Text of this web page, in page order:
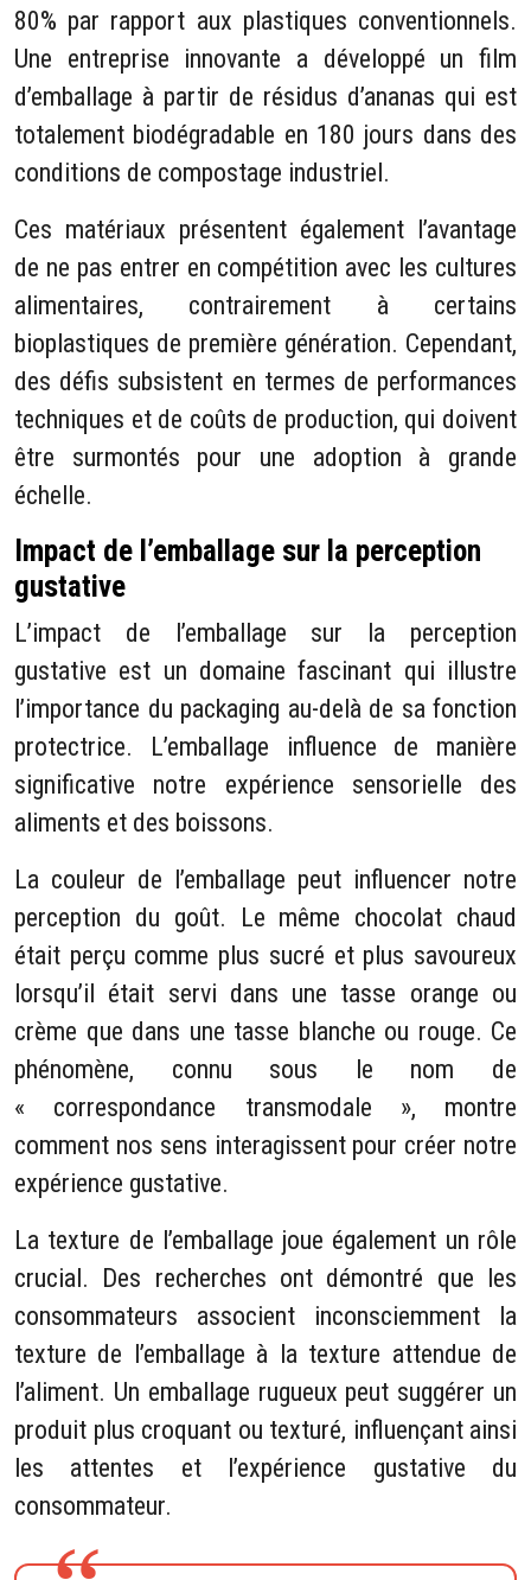
80% par rapport aux plastiques conventionnels.
Une entreprise innovante a développé un film
d’emballage à partir de résidus d’ananas qui est
totalement biodégradable en 180 jours dans des
conditions de compostage industriel.
Ces matériaux présentent également l’avantage
de ne pas entrer en compétition avec les cultures
alimentaires, contrairement à certains
bioplastiques de première génération. Cependant,
des défis subsistent en termes de performances
techniques et de coûts de production, qui doivent
être surmontés pour une adoption à grande
échelle.
Impact de l’emballage sur la perception
gustative
L’impact de l’emballage sur la perception
gustative est un domaine fascinant qui illustre
l’importance du packaging au-delà de sa fonction
protectrice. L’emballage influence de manière
significative notre expérience sensorielle des
aliments et des boissons.
La couleur de l’emballage peut influencer notre
perception du goût. Le même chocolat chaud
était perçu comme plus sucré et plus savoureux
lorsqu’il était servi dans une tasse orange ou
crème que dans une tasse blanche ou rouge. Ce
phénomène, connu sous le nom de
« correspondance transmodale », montre
comment nos sens interagissent pour créer notre
expérience gustative.
La texture de l’emballage joue également un rôle
crucial. Des recherches ont démontré que les
consommateurs associent inconsciemment la
texture de l’emballage à la texture attendue de
l’aliment. Un emballage rugueux peut suggérer un
produit plus croquant ou texturé, influençant ainsi
les attentes et l’expérience gustative du
consommateur.